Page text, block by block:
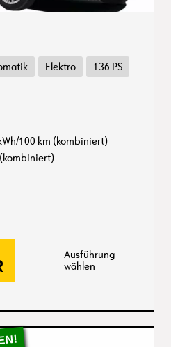
Elektro
136 PS
100 km (kombiniert)
Ausführung
wählen